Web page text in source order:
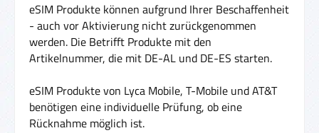
eSIM Produkte können aufgrund Ihrer Beschaffenheit
- auch vor Aktivierung nicht zurückgenommen
werden. Die Betrifft Produkte mit den
Artikelnummer, die mit DE-AL und DE-ES starten.
eSIM Produkte von Lyca Mobile, T-Mobile und AT&T
benötigen eine individuelle Prüfung, ob eine
Rücknahme möglich ist.